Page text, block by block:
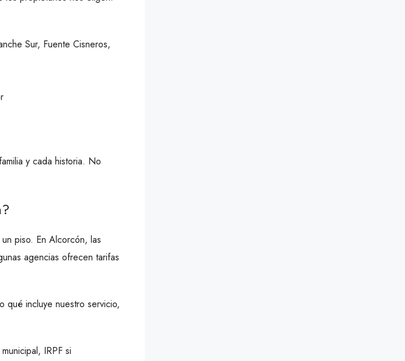
Sur, Fuente Cisneros,
y cada historia. No
piso. En Alcorcón, las
agencias ofrecen tarifas
qué incluye nuestro servicio,
IRPF si